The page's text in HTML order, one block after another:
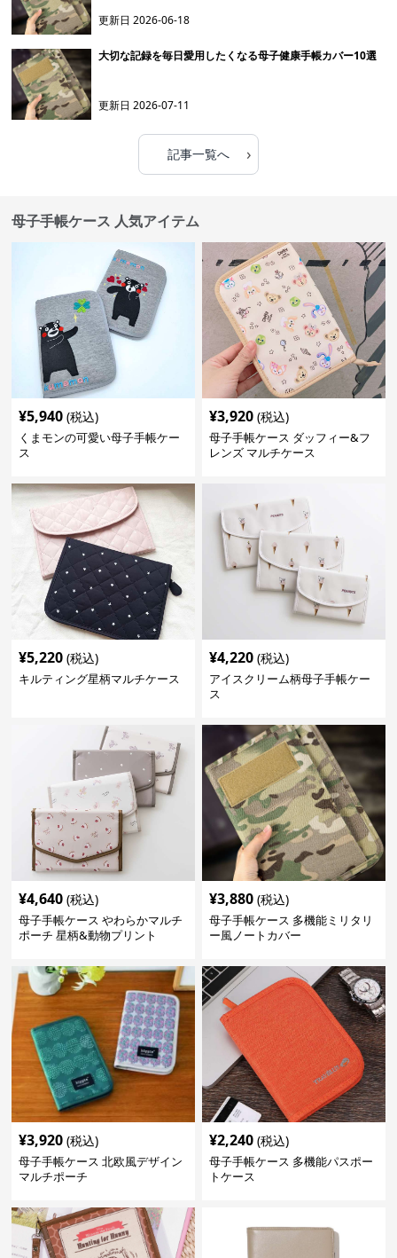
更新日2026-06-18
大切な記録を毎日愛用したくなる母子健康手帳カバー10選
更新日2026-07-11
記事一覧へ ›
母子手帳ケース 人気アイテム
¥5,940 (税込)
くまモンの可愛い母子手帳ケー
ス
¥3,920 (税込)
母子手帳ケース ダッフィー&フ
レンズ マルチケース
¥5,220 (税込)
キルティング星柄マルチケース
¥4,220 (税込)
アイスクリーム柄母子手帳ケー
ス
¥4,640 (税込)
母子手帳ケース やわらかマルチ
ポーチ 星柄&動物プリント
¥3,880 (税込)
母子手帳ケース 多機能ミリタリ
ー風ノートカバー
¥3,920 (税込)
母子手帳ケース 北欧風デザイン
マルチポーチ
¥2,240 (税込)
母子手帳ケース 多機能パスポー
トケース